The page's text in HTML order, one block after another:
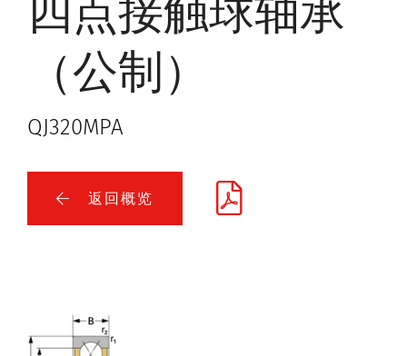
四点接触球轴承
（公制）
QJ320MPA
返回概览